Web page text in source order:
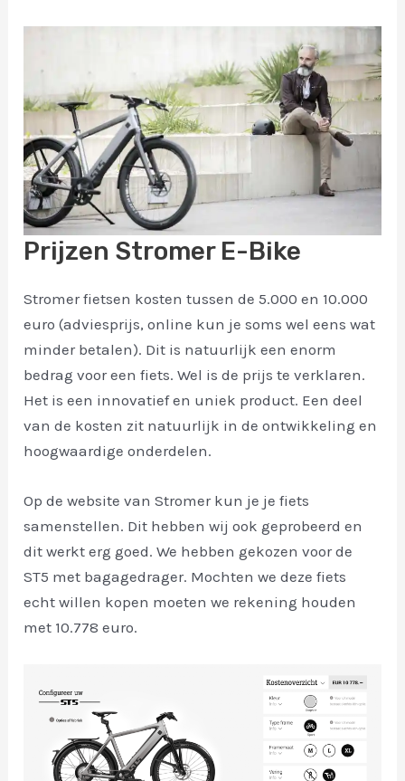
Prijzen Stromer E-Bike
Stromer fietsen kosten tussen de 5.000 en 10.000
euro (adviesprijs, online kun je soms wel eens wat
minder betalen). Dit is natuurlijk een enorm
bedrag voor een fiets. Wel is de prijs te verklaren.
Het is een innovatief en uniek product. Een deel
van de kosten zit natuurlijk in de ontwikkeling en
hoogwaardige onderdelen.
Op de website van Stromer kun je je fiets
samenstellen. Dit hebben wij ook geprobeerd en
dit werkt erg goed. We hebben gekozen voor de
ST5 met bagagedrager. Mochten we deze fiets
echt willen kopen moeten we rekening houden
met 10.778 euro.